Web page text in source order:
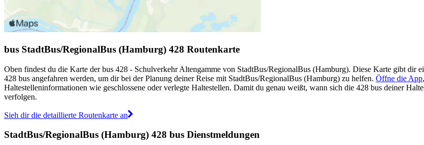
bus StadtBus/RegionalBus (Hamburg) 428 Routenkarte
Oben findest du die Karte der bus 428 - Schulverkehr Altengamme von StadtBus/RegionalBus (Hamburg). Diese Karte gibt
428 bus angefahren werden, um dir bei der Planung deiner Reise mit StadtBus/RegionalBus (Hamburg) zu helfen. Öffne die App
Haltestelleninformationen wie geschlossene oder verlegte Haltestellen. Damit du genau weißt, wann sich die 428 bus deiner
verfolgen.
Sieh dir die detaillierte Routenkarte an
StadtBus/RegionalBus (Hamburg) 428 bus Dienstmeldungen